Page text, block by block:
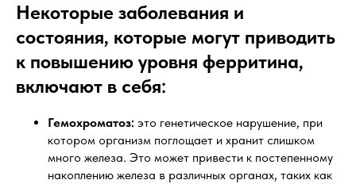
Некоторые заболевания и
состояния, которые могут приводить
к повышению уровня ферритина,
включают в себя:
Гемохроматоз: это генетическое нарушение, при
котором организм поглощает и хранит слишком
много железа. Это может привести к постепенному
накоплению железа в различных органах, таких как